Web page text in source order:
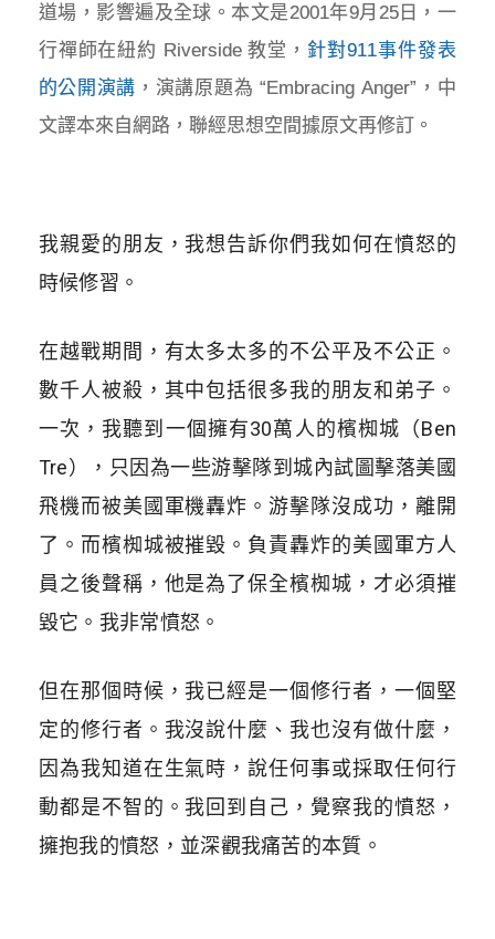
道場，影響遍及全球。本文是2001年9月25日，一
行禪師在紐約 Riverside 教堂， 針對911事件發表
的公開演講 ，演講原題為 “Embracing Anger”，中
文譯本來自網路，聯經思想空間據原文再修訂。
我親愛的朋友，我想告訴你們我如何在憤怒的
時候修習。
在越戰期間，有太多太多的不公平及不公正。
數千人被殺，其中包括很多我的朋友和弟子。
一次，我聽到一個擁有30萬人的檳椥城（Ben
Tre），只因為一些游擊隊到城內試圖擊落美國
飛機而被美國軍機轟炸。游擊隊沒成功，離開
了。而檳椥城被摧毀。負責轟炸的美國軍方人
員之後聲稱，他是為了保全檳椥城，才必須摧
毀它。我非常憤怒。
但在那個時候，我已經是一個修行者，一個堅
定的修行者。我沒說什麼、我也沒有做什麼，
因為我知道在生氣時，說任何事或採取任何行
動都是不智的。我回到自己，覺察我的憤怒，
擁抱我的憤怒，並深觀我痛苦的本質。